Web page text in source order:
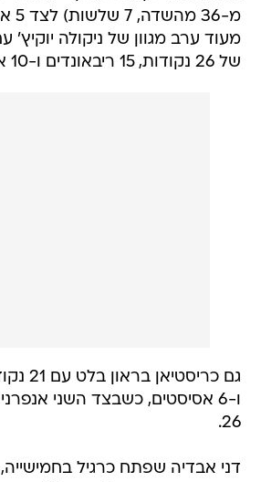
מ-
מעוד ערב מגוון של ניקולה
של 26 נקודות, 15 ריבאונדים ו-10 אסיסטים.
ו-6 אסיסטים, כשבצד השני
26.
דני אבדיה שפתח כרגיל